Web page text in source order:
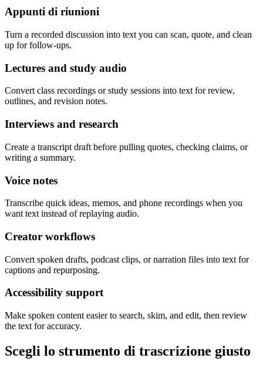
Appunti di riunioni
Turn a recorded discussion into text you can scan, quote, and clean
up for follow-ups.
Lectures and study audio
Convert class recordings or study sessions into text for review,
outlines, and revision notes.
Interviews and research
Create a transcript draft before pulling quotes, checking claims, or
writing a summary.
Voice notes
Transcribe quick ideas, memos, and phone recordings when you
want text instead of replaying audio.
Creator workflows
Convert spoken drafts, podcast clips, or narration files into text for
captions and repurposing.
Accessibility support
Make spoken content easier to search, skim, and edit, then review
the text for accuracy.
Scegli lo strumento di trascrizione giusto